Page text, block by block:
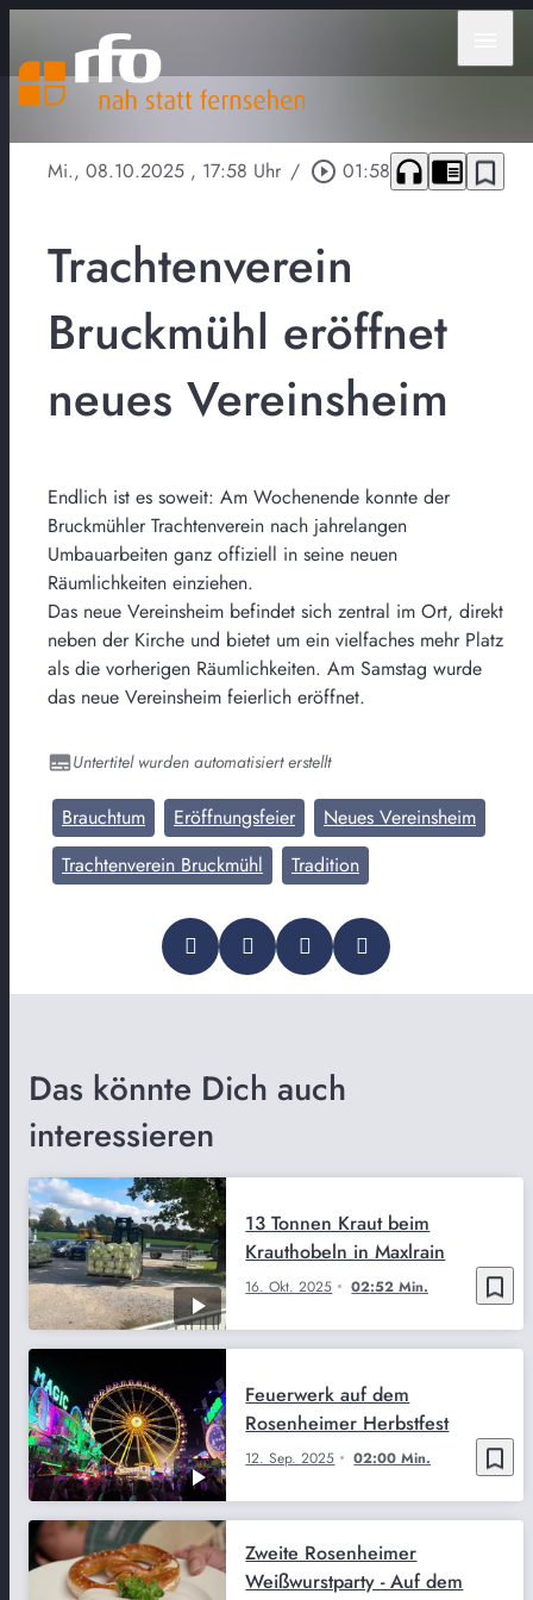
Mi., 08.10.2025 , 17:58 Uhr / play_circle_outline 01:58 headphones chrome_reader_mode bookmark_border
Trachtenverein
Bruckmühl eröffnet
neues Vereinsheim
Endlich ist es soweit: Am Wochenende konnte der
Bruckmühler Trachtenverein nach jahrelangen
Umbauarbeiten ganz offiziell in seine neuen
Räumlichkeiten einziehen.
Das neue Vereinsheim befindet sich zentral im Ort, direkt
neben der Kirche und bietet um ein vielfaches mehr Platz
als die vorherigen Räumlichkeiten. Am Samstag wurde
das neue Vereinsheim feierlich eröffnet.
Untertitel wurden automatisiert erstellt
Brauchtum Eröffnungsfeier
Neues Vereinsheim
Trachtenverein Bruckmühl
Tradition
Das könnte Dich auch
interessieren
bookmark_border
16. Okt. 2025 02:52 Min.
13 Tonnen Kraut beim
Krauthobeln in Maxlrain
bookmark_border
12. Sep. 2025 02:00 Min.
Feuerwerk auf dem
Rosenheimer Herbstfest
Zweite Rosenheimer
Weißwurstparty - Auf dem